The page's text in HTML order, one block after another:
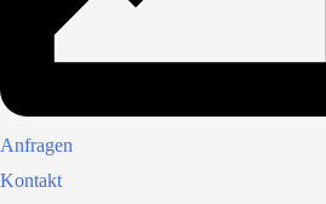
Anfragen
Kontakt